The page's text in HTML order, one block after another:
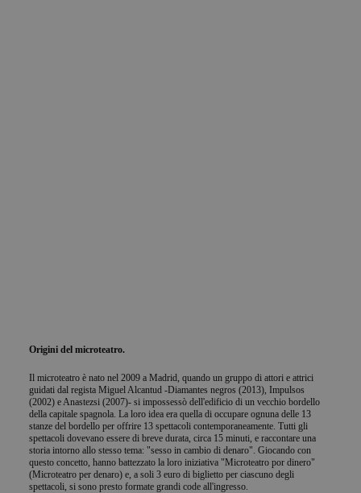
Origini del microteatro.
Il microteatro è nato nel 2009 a Madrid, quando un gruppo di attori e attrici
guidati dal regista Miguel Alcantud -Diamantes negros (2013), Impulsos
(2002) e Anastezsi (2007)- si impossessò dell'edificio di un vecchio bordello
della capitale spagnola. La loro idea era quella di occupare ognuna delle 13
stanze del bordello per offrire 13 spettacoli contemporaneamente. Tutti gli
spettacoli dovevano essere di breve durata, circa 15 minuti, e raccontare una
storia intorno allo stesso tema: "sesso in cambio di denaro". Giocando con
questo concetto, hanno battezzato la loro iniziativa "Microteatro por dinero"
(Microteatro per denaro) e, a soli 3 euro di biglietto per ciascuno degli
spettacoli, si sono presto formate grandi code all'ingresso.